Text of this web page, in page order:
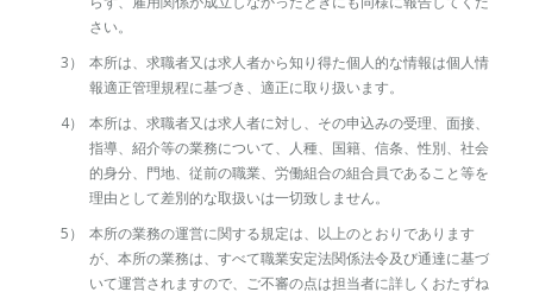
さい。
本所は、求職者又は求人者から知り得た個人的な情報は個人情
報適正管理規程に基づき、適正に取り扱います。
本所は、求職者又は求人者に対し、その申込みの受理、面接、
指導、紹介等の業務について、人種、国籍、信条、性別、社会
的身分、門地、従前の職業、労働組合の組合員であること等を
理由として差別的な取扱いは一切致しません。
本所の業務の運営に関する規定は、以上のとおりであります
が、本所の業務は、すべて職業安定法関係法令及び通達に基づ
いて運営されますので、ご不審の点は担当者に詳しくおたずね